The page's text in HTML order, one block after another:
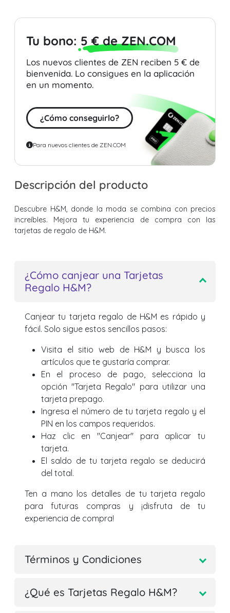
Tu bono: 5 € de ZEN.COM
Los nuevos clientes de ZEN reciben 5 € de
bienvenida. Lo consigues en la aplicación
en un momento.
¿Cómo conseguirlo?
Para nuevos clientes de ZEN.COM
Descripción del producto
Descubre H&M, donde la moda se combina con precios
increíbles. Mejora tu experiencia de compra con las
tarjetas de regalo de H&M.
¿Cómo canjear una Tarjetas
Regalo H&M?
Canjear tu tarjeta regalo de H&M es rápido y
fácil. Solo sigue estos sencillos pasos:
Visita el sitio web de H&M y busca los
artículos que te gustaría comprar.
En el proceso de pago, selecciona la
opción "Tarjeta Regalo" para utilizar una
tarjeta prepago.
Ingresa el número de tu tarjeta regalo y el
PIN en los campos requeridos.
Haz clic en "Canjear" para aplicar tu
tarjeta.
El saldo de tu tarjeta regalo se deducirá
del total.
Ten a mano los detalles de tu tarjeta regalo
para futuras compras y ¡disfruta de tu
experiencia de compra!
Términos y Condiciones
¿Qué es Tarjetas Regalo H&M?